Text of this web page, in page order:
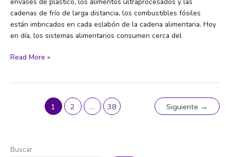
cadenas de frío de larga distancia, los combustibles fósiles
están imbricados en cada eslabón de la cadena alimentaria. Hoy
en día, los sistemas alimentarios consumen cerca del
Del
Read More »
1 2 … 38 Siguiente →
Buscar